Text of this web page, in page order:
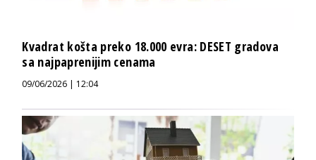
Kvadrat košta preko 18.000 evra: DESET gradova
sa najpaprenijim cenama
09/06/2026 | 12:04